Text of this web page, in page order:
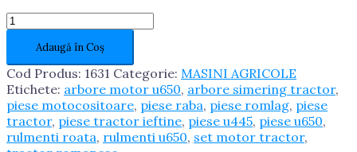
Cantitate
CERCEL
ANCORA
U650
Adaugă în Coș
Cod Produs: 1631 Categorie: MASINI AGRICOLE
Etichete: arbore motor u650, arbore simering tractor,
piese motocositoare, piese raba, piese romlag, piese
tractor, piese tractor ieftine, piese u445, piese u650,
rulmenti roata, rulmenti u650, set motor tractor,